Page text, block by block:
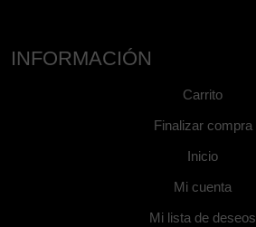
INFORMACIÓN
Carrito
Finalizar compra
Inicio
Mi cuenta
Mi lista de deseos